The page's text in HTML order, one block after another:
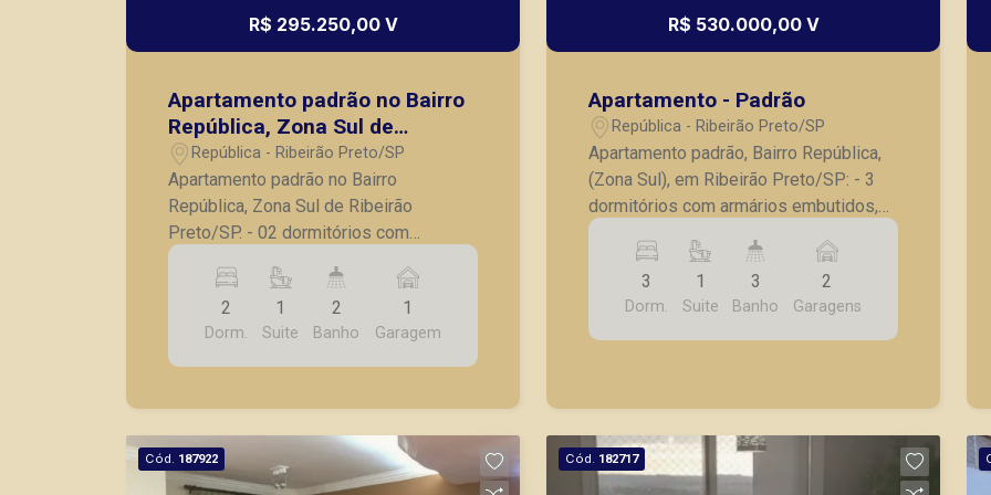
R$ 295.250,00 V
Apartamento padrão no Bairro
República, Zona Sul de
Ribeirão Preto/SP.
República - Ribeirão Preto/SP
Apartamento padrão no Bairro
República, Zona Sul de Ribeirão
Preto/SP. - 02 dormitórios com
armários embutidos, sendo 01 suíte; -
Banheiro social; - Sala 02 ambientes; -
Sacada; - Cozinha com armários
embutidos; - Lavanderia; - 01 vaga de
garagem. Também temos imóveis no
apartamentos próximos a mercados,
farmácias, escolas, além de pontos
2
Dorm.
1
Suite
2
Banho
1
Garagem
R$ 530.000,00 V
Apartamento - Padrão
República - Ribeirão Preto/SP
Apartamento padrão, Bairro República,
(Zona Sul), em Ribeirão Preto/SP: - 3
dormitórios com armários embutidos,
sendo 1 suíte; - Banheiro social; - Sala
para 2 ambientes; - Sacada; - Cozinha
planejada; - Lavanderia planejada; -
Dormitório de serviço; - Banheiro para
empregada; - 2 vagas de garagem.
próximos a mercados, farmácias,
escolas, além de pontos comerciais
3
Dorm.
1
Suite
3
Banho
2
Garagens
Cód. 187922 Cód. 182717